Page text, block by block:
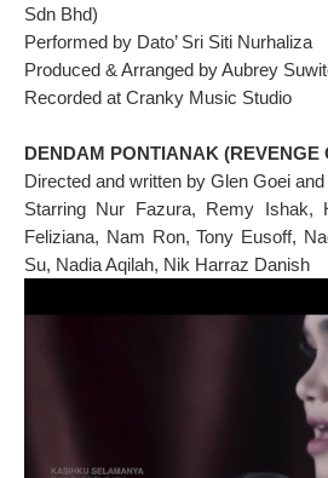
Sdn Bhd)
Performed by Dato’ Sri Siti Nurhaliza
Produced & Arranged by Aubrey
Recorded at Cranky Music Studio
DENDAM PONTIANAK (REVENGE
Directed and written by Glen Goei
Starring Nur Fazura, Remy Ishak,
Feliziana, Nam Ron, Tony Eusoff,
Su, Nadia Aqilah, Nik Harraz Danish